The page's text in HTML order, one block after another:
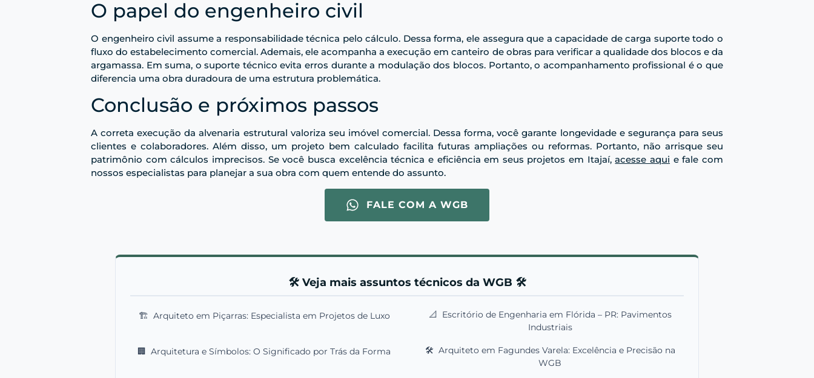
O papel do engenheiro civil
O engenheiro civil assume a responsabilidade técnica pelo cálculo. Dessa forma, ele assegura que a capacidade de carga suporte todo o
fluxo do estabelecimento comercial. Ademais, ele acompanha a execução em canteiro de obras para verificar a qualidade dos blocos e da
argamassa. Em suma, o suporte técnico evita erros durante a modulação dos blocos. Portanto, o acompanhamento profissional é o que
diferencia uma obra duradoura de uma estrutura problemática.
Conclusão e próximos passos
A correta execução da alvenaria estrutural valoriza seu imóvel comercial. Dessa forma, você garante longevidade e segurança para seus
clientes e colaboradores. Além disso, um projeto bem calculado facilita futuras ampliações ou reformas. Portanto, não arrisque seu
patrimônio com cálculos imprecisos. Se você busca excelência técnica e eficiência em seus projetos em Itajaí,acesse aqui e fale com
nossos especialistas para planejar a sua obra com quem entende do assunto.
FALE COM A WGB
🛠️ Veja mais assuntos técnicos da WGB 🛠️
🏗️ Arquiteto em Piçarras: Especialista em Projetos de Luxo 📐 Escritório de Engenharia em Flórida – PR: Pavimentos
Industriais
🏢 Arquitetura e Símbolos: O Significado por Trás da Forma 🛠️ Arquiteto em Fagundes Varela: Excelência e Precisão na
WGB